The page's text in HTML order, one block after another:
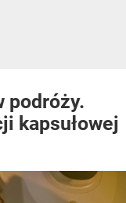
podróży.
kapsułowej